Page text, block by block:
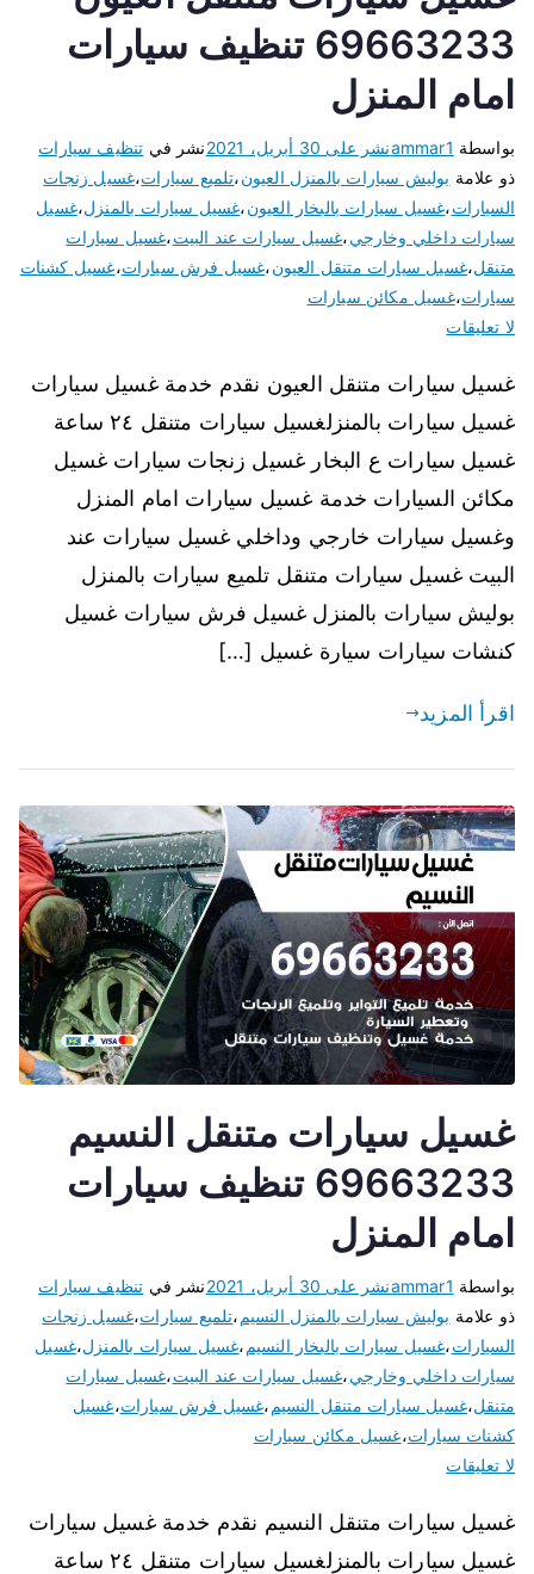
69663233 تنظيف سيارات
امام المنزل
بواسطة ammar1نشر على 30 أبريل، 2021 نشر في تنظيف سيارات
ذو علامة بوليش سيارات بالمنزل العيون،تلميع سيارات،غسيل زنجات
السيارات،غسيل سيارات بالبخار العيون،غسيل سيارات بالمنزل،غسيل
سيارات داخلي وخارجي،غسيل سيارات عند البيت،غسيل سيارات
متنقل،غسيل سيارات متنقل العيون،غسيل فرش سيارات،غسيل كشنات
سيارات،غسيل مكائن سيارات
لا تعليقات
غسيل سيارات متنقل العيون نقدم خدمة غسيل سيارات
غسيل سيارات بالمنزلغسيل سيارات متنقل ٢٤ ساعة
غسيل سيارات ع البخار غسيل زنجات سيارات غسيل
مكائن السيارات خدمة غسيل سيارات امام المنزل
وغسيل سيارات خارجي وداخلي غسيل سيارات عند
البيت غسيل سيارات متنقل تلميع سيارات بالمنزل
بوليش سيارات بالمنزل غسيل فرش سيارات غسيل
كنشات سيارات سيارة غسيل […]
اقرأ المزيد
غسيل سيارات متنقل النسيم
69663233 تنظيف سيارات
امام المنزل
بواسطة ammar1نشر على 30 أبريل، 2021 نشر في تنظيف سيارات
ذو علامة بوليش سيارات بالمنزل النسيم ،تلميع سيارات،غسيل زنجات
السيارات،غسيل سيارات بالبخار النسيم ،غسيل سيارات بالمنزل،غسيل
سيارات داخلي وخارجي،غسيل سيارات عند البيت،غسيل سيارات
متنقل،غسيل سيارات متنقل النسيم ،غسيل فرش سيارات،غسيل
كشنات سيارات،غسيل مكائن سيارات
لا تعليقات
غسيل سيارات متنقل النسيم نقدم خدمة غسيل سيارات
غسيل سيارات بالمنزلغسيل سيارات متنقل ٢٤ ساعة